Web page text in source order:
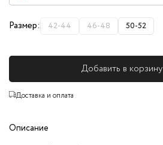
Размер: 42-44 46-48 50-52
Добавить в корзину
Доставка и оплата
Описание